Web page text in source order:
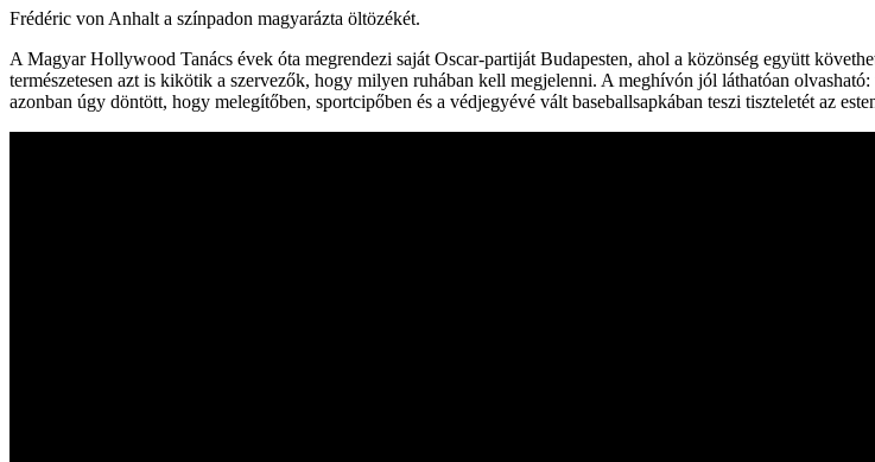
Frédéric von Anhalt a színpadon magyarázta öltözékét.
A Magyar Hollywood Tanács évek óta megrendezi saját Oscar-partiját Budapesten, ahol a közönség együtt
természetesen azt is kikötik a szervezők, hogy milyen ruhában kell megjelenni. A meghívón jól láthatóan
azonban úgy döntött, hogy melegítőben, sportcipőben és a védjegyévé vált baseballsapkában teszi tiszteletét az